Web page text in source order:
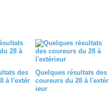
des
à l'extér
Quelques résultats des
coureurs du 28 à l'extér
ieur